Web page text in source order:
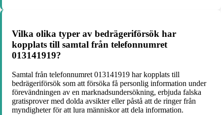
Vilka olika typer av bedrägeriförsök har
kopplats till samtal från telefonnumret
013141919?
Samtal från telefonnumret 013141919 har kopplats till
bedrägeriförsök som att försöka få personlig information under
förevändningen av en marknadsundersökning, erbjuda falska
gratisprover med dolda avsikter eller påstå att de ringer från
myndigheter för att lura människor att dela information.